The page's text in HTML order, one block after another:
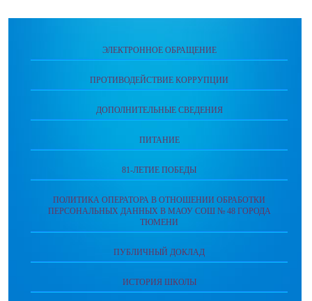
ЭЛЕКТРОННОЕ ОБРАЩЕНИЕ
ПРОТИВОДЕЙСТВИЕ КОРРУПЦИИ
ДОПОЛНИТЕЛЬНЫЕ СВЕДЕНИЯ
ПИТАНИЕ
81-ЛЕТИЕ ПОБЕДЫ
ПОЛИТИКА ОПЕРАТОРА В ОТНОШЕНИИ ОБРАБОТКИ
ПЕРСОНАЛЬНЫХ ДАННЫХ В МАОУ СОШ № 48 ГОРОДА
ТЮМЕНИ
ПУБЛИЧНЫЙ ДОКЛАД
ИСТОРИЯ ШКОЛЫ